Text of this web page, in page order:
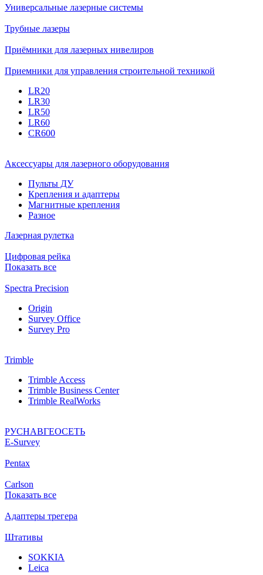
Универсальные лазерные системы
Трубные лазеры
Приёмники для лазерных нивелиров
Приемники для управления строительной техникой
LR20
LR30
LR50
LR60
CR600
Аксессуары для лазерного оборудования
Пульты ДУ
Крепления и адаптеры
Магнитные крепления
Разное
Лазерная рулетка
Цифровая рейка
Показать все
Spectra Precision
Origin
Survey Office
Survey Pro
Trimble
Trimble Access
Trimble Business Center
Trimble RealWorks
РУСНАВГЕОСЕТЬ
Е-Survey
Pentax
Carlson
Показать все
Адаптеры трегера
Штативы
SOKKIA
Leica